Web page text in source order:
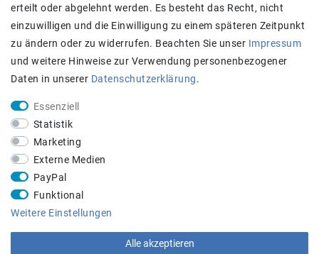
STAY CONNECTED
+43 660 5136005
erteilt oder abgelehnt werden. Es besteht das Recht, nicht
einzuwilligen und die Einwilligung zu einem späteren Zeitpunkt
zu ändern oder zu widerrufen. Beachten Sie unser Impressum
und weitere Hinweise zur Verwendung personenbezogener
Daten in unserer Daten­schutz­erklärung.
Essenziell
Statistik
Marketing
Externe Medien
PayPal
Funktional
Weitere Einstellungen
Alle akzeptieren